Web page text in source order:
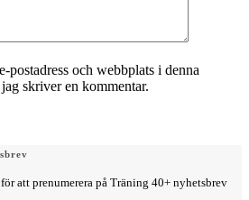
postadress och webbplats i denna
skriver en kommentar.
att prenumerera på Träning 40+ nyhetsbrev